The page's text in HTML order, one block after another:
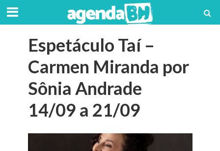
Espetáculo Taí –
Carmen Miranda por
Sônia Andrade
14/09 a 21/09